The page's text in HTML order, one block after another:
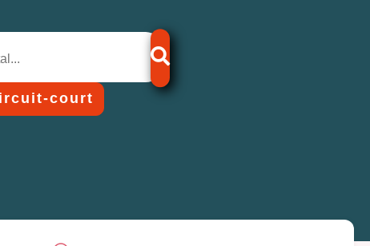
court